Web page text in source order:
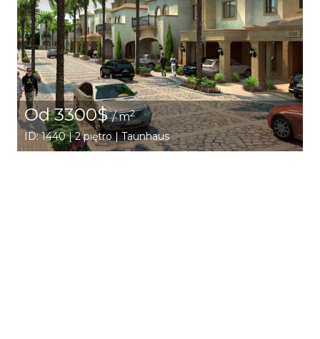
Od 3300$/ m2
ID: 1440 | 2 piętro | Taunhaus